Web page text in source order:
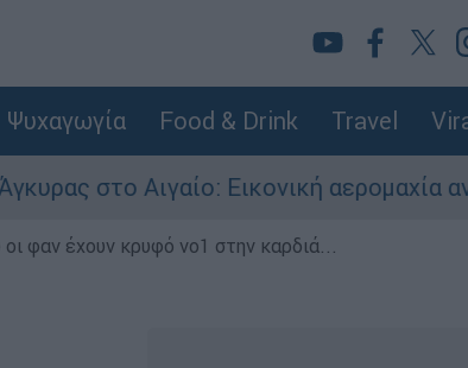
Ψυχαγωγία Food & Drink Travel
Αιγαίο: Εικονική αερομαχία
φαν έχουν κρυφό νο1 στην καρδιά...